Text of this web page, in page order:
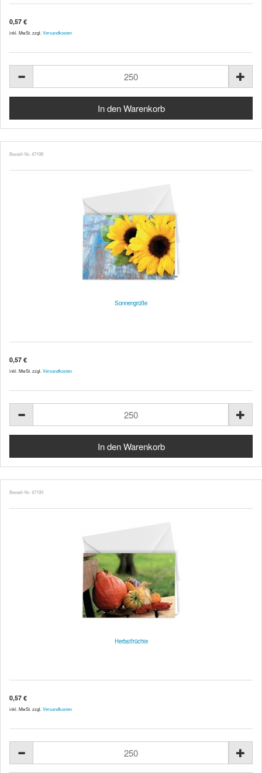
0,57 €
inkl. MwSt. zzgl. Versandkosten
Bestell-Nr. 47199
Sonnengrüße
0,57 €
inkl. MwSt. zzgl. Versandkosten
Bestell-Nr. 47193
Herbstfrüchte
0,57 €
inkl. MwSt. zzgl. Versandkosten